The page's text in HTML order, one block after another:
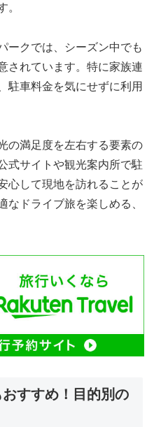
。
ークでは、シーズン中でも
されています。特に家族連
駐車料金を気にせずに利用
の満足度を左右する要素の
式サイトや観光案内所で駐
心して現地を訪れることが
なドライブ旅を楽しめる、
すすめ！目的別の